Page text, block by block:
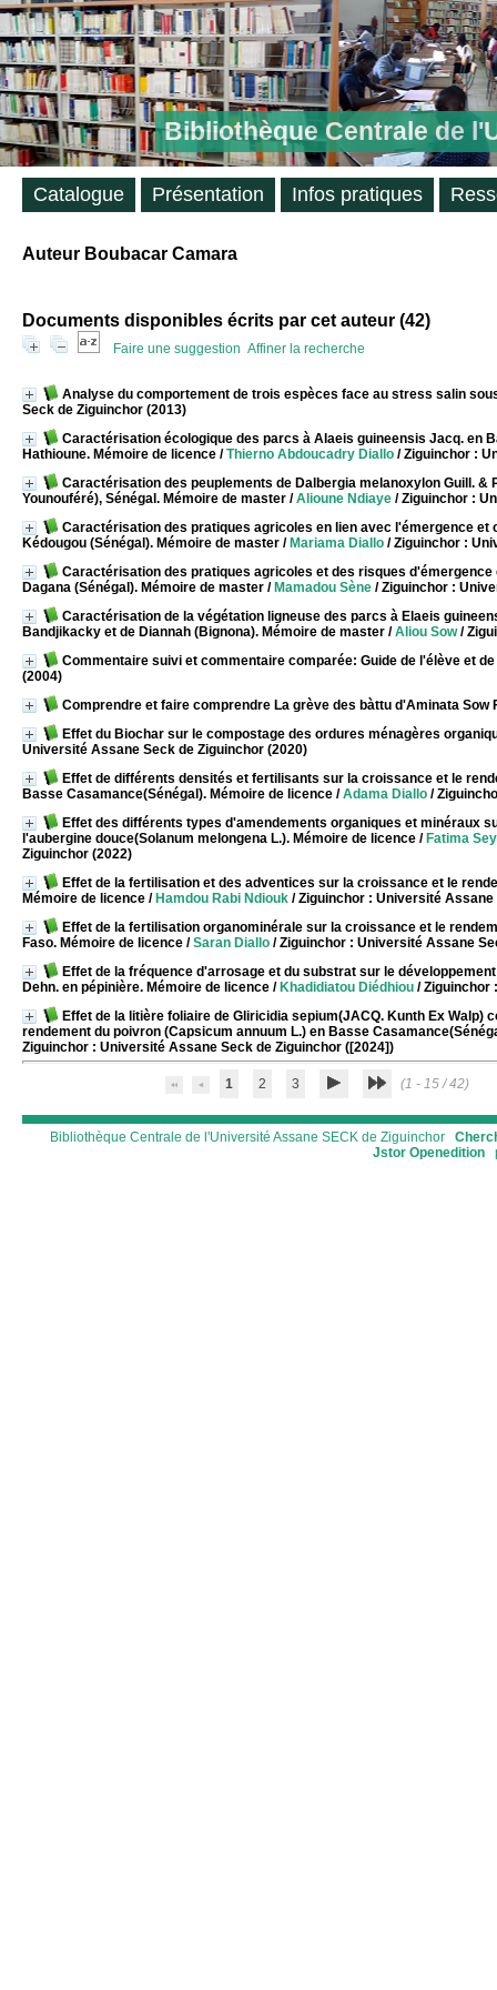
Bibliothèque Centrale de
Auteur Boubacar Camara
Documents disponibles écrits par cet auteur (42)
Faire une suggestion Affiner la recherche
Analyse du comportement de trois espèces face au stress salin
Seck de Ziguinchor (2013)
Caractérisation écologique des parcs à Alaeis guineensis Jacq. en
Hathioune. Mémoire de licence /Thierno Abdoucadry Diallo / Ziguinchor :
Caractérisation des peuplements de Dalbergia melanoxylon Guill. &
Younouféré), Sénégal. Mémoire de master /Alioune Ndiaye / Ziguinchor :
Caractérisation des pratiques agricoles en lien avec l'émergence et
Kédougou (Sénégal). Mémoire de master / Mariama Diallo / Ziguinchor :
Caractérisation des pratiques agricoles et des risques
Dagana (Sénégal). Mémoire de master / Mamadou Sène / Ziguinchor :
Caractérisation de la végétation ligneuse des parcs à Elaeis
Bandjikacky et de Diannah (Bignona). Mémoire de master /Aliou Sow/
Commentaire suivi et commentaire comparée: Guide de l'élève et
(2004)
Comprendre et faire comprendre La grève des bàttu d'Aminata Sow
Effet du Biochar sur le compostage des ordures ménagères
Université Assane Seck de Ziguinchor (2020)
Effet de différents densités et fertilisants sur la croissance et le
Basse Casamance(Sénégal). Mémoire de licence /Adama Diallo /
Effet des différents types d'amendements organiques et minéraux
l'aubergine douce(Solanum melongena L.). Mémoire de licence / Fatima
Ziguinchor (2022)
Effet de la fertilisation et des adventices sur la croissance et le
Mémoire de licence / Hamdou Rabi Ndiouk / Ziguinchor : Université
Effet de la fertilisation organominérale sur la croissance et le
Faso. Mémoire de licence /Saran Diallo / Ziguinchor : Université Assane
Effet de la fréquence d'arrosage et du substrat sur le
Dehn. en pépinière. Mémoire de licence / Khadidiatou Diédhiou / Ziguinchor
Effet de la litière foliaire de Gliricidia sepium(JACQ. Kunth Ex Walp)
rendement du poivron (Capsicum annuum L.) en Basse
Ziguinchor : Université Assane Seck de Ziguinchor ([2024])
1 2 3 (1 - 15 / 42)
Bibliothèque Centrale de l'Université Assane SECK de Ziguinchor
Jstor Openedition
Catalogue Présentation Infos pratiques